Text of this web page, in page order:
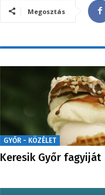
Megosztás
GYŐR - KÖZÉLET
Keresik Győr fagyiját